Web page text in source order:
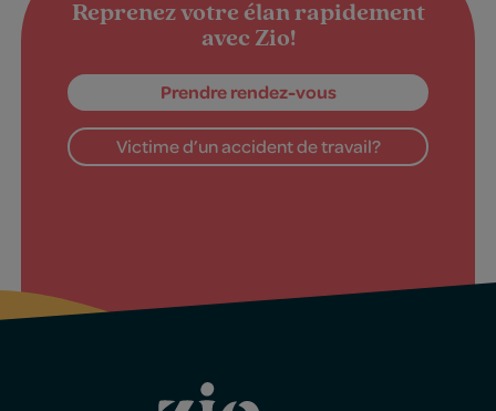
Reprenez votre élan rapidement
avec Zio!
Prendre rendez-vous
Victime d’un accident de travail?